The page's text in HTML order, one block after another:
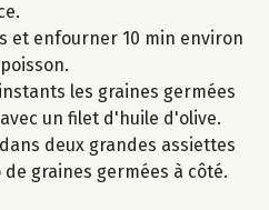
et enfourner 10 min environ
les graines germées
un filet d'huile d'olive.
deux grandes assiettes
graines germées à côté.